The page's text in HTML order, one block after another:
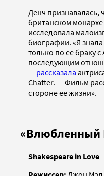
Денч признавалась,
британском
исследовала
биографии. «Я
только по ее браку
последующим
— рассказала
Chatter. — Фильм
стороне ее жизни».
«Влюбленный
Shakespeare in Love